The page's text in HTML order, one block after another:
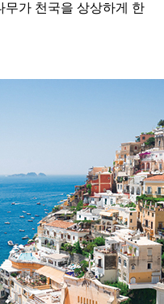
무가 천국을 상상하게 한